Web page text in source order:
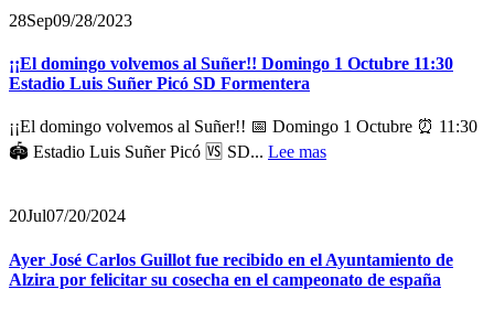
28Sep09/28/2023
¡¡El domingo volvemos al Suñer!! Domingo 1 Octubre 11:30
Estadio Luis Suñer Picó SD Formentera
¡¡El domingo volvemos al Suñer!! 📅 Domingo 1 Octubre ⏰ 11:30
🏟️ Estadio Luis Suñer Picó 🆚 SD... Lee mas
20Jul07/20/2024
Ayer José Carlos Guillot fue recibido en el Ayuntamiento de
Alzira por felicitar su cosecha en el campeonato de españa